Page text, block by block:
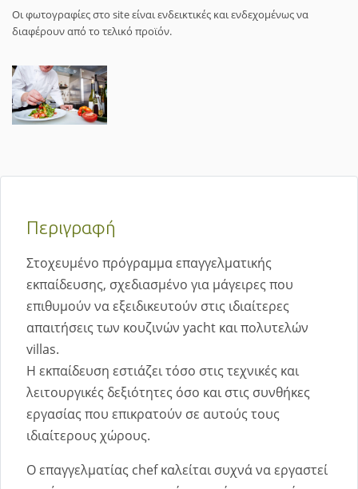
Οι φωτογραφίες στο site είναι ενδεικτικές και ενδεχομένως να
διαφέρουν από το τελικό προϊόν.
Περιγραφή
Στοχευμένο πρόγραμμα επαγγελματικής
εκπαίδευσης, σχεδιασμένο για μάγειρες που
επιθυμούν να εξειδικευτούν στις ιδιαίτερες
απαιτήσεις των κουζινών yacht και πολυτελών
villas.
Η εκπαίδευση εστιάζει τόσο στις τεχνικές και
λειτουργικές δεξιότητες όσο και στις συνθήκες
εργασίας που επικρατούν σε αυτούς τους
ιδιαίτερους χώρους.
Ο επαγγελματίας chef καλείται συχνά να εργαστεί